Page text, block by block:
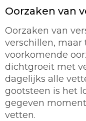
Oorzaken van
Oorzaken van
verschillen, maar
voorkomende
dichtgroeit met
dagelijks alle
gootsteen is het
gegeven
vetten.